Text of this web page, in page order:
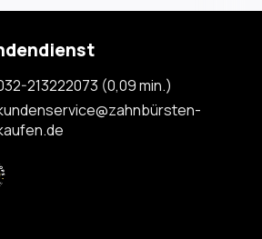
213222073 (0,09 min.)